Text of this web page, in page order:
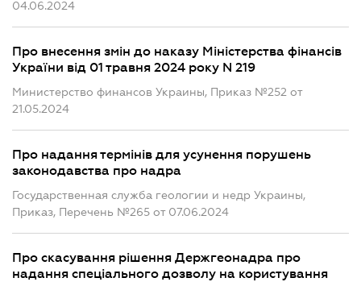
04.06.2024
Про внесення змін до наказу Міністерства фінансів
України від 01 травня 2024 року N 219
Министерство финансов Украины, Приказ №252 от
21.05.2024
Про надання термінів для усунення порушень
законодавства про надра
Государственная служба геологии и недр Украины,
Приказ, Перечень №265 от 07.06.2024
Про скасування рішення Держгеонадра про
надання спеціального дозволу на користування